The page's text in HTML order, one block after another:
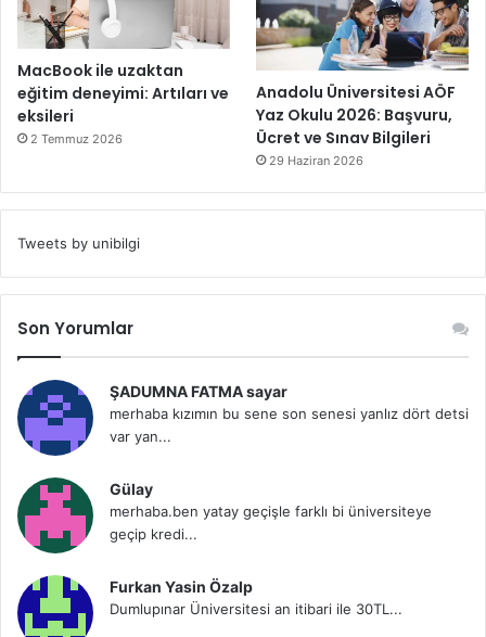
MacBook ile uzaktan
eğitim deneyimi: Artıları ve
eksileri
2 Temmuz 2026
Anadolu Üniversitesi AÖF
Yaz Okulu 2026: Başvuru,
Ücret ve Sınav Bilgileri
29 Haziran 2026
Tweets by unibilgi
Son Yorumlar
ŞADUMNA FATMA sayar
merhaba kızımın bu sene son senesi yanlız dört detsi
var yan...
Gülay
merhaba.ben yatay geçişle farklı bi üniversiteye
geçip kredi...
Furkan Yasin Özalp
Dumlupınar Üniversitesi an itibari ile 30TL...